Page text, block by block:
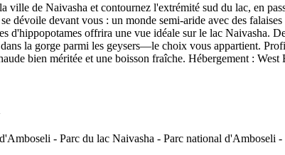
ville de Naivasha et contournez l'extrémité sud du lac, en
dévoile devant vous : un monde semi-aride avec des
d'hippopotames offrira une vue idéale sur le lac Naivasha.
la gorge parmi les geysers—le choix vous appartient.
bien méritée et une boisson fraîche. Hébergement : West